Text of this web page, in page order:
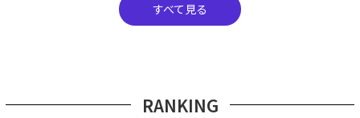
すべて見る
RANKING